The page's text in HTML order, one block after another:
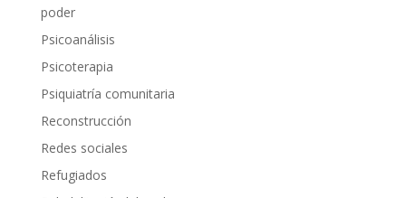
poder
Psicoanálisis
Psicoterapia
Psiquiatría comunitaria
Reconstrucción
Redes sociales
Refugiados